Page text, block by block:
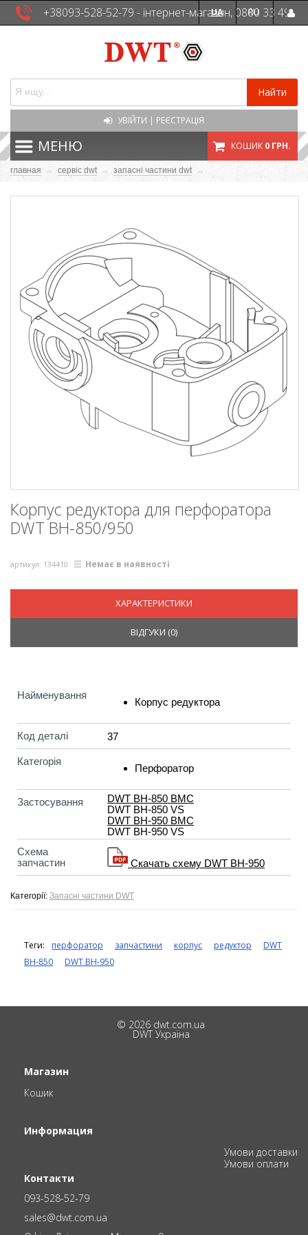
+38093-528-52-79 - інтернет-магазин, 0800 33 49
UA RU
Найти
УВІЙТИ | РЕЄСТРАЦІЯ
МЕНЮ КОШИК 0 ГРН.
главная → сервіс dwt → запасні частини dwt →
Корпус редуктора для перфоратора
DWT BH-850/950
артикул: 134410 Немає в наявності
ХАРАКТЕРИСТИКИ
ВІДГУКИ (0)
Найменування
Корпус редуктора
Код деталі 37
Категорія
Перфоратор
Застосування
DWT BH-850 BMC
DWT BH-850 VS
DWT BH-950 BMC
DWT BH-950 VS
Схема
запчастин
Скачать схему DWT BH-950
Категорії: Запасні частини DWT
Теги: перфоратор запчастини корпус редуктор
DWT
BH-850
DWT BH-950
© 2026 dwt.com.ua
DWT Україна
Магазин
Кошик
Информация
Умови доставки
Умови оплати
Контакти
093-528-52-79
sales@dwt.com.ua